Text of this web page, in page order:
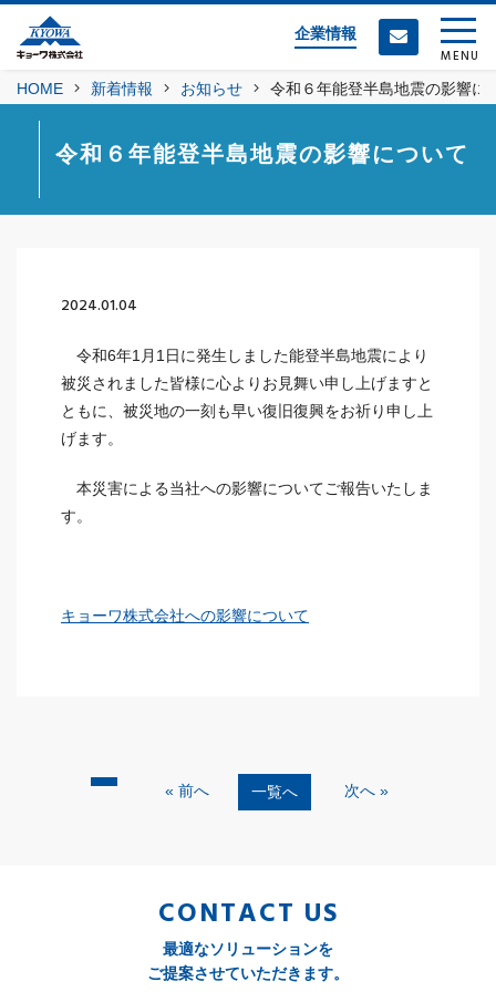
企業情報
MENU
HOME 新着情報 お知らせ 令和６年能登半島地震の影響に
令和６年能登半島地震の影響について
2024.01.04
令和6年1月1日に発生しました能登半島地震により
被災されました皆様に心よりお見舞い申し上げますと
ともに、被災地の一刻も早い復旧復興をお祈り申し上
げます。
本災害による当社への影響についてご報告いたしま
す。
キョーワ株式会社への影響について
« 前へ 一覧へ 次へ »
CONTACT US
最適なソリューションを
ご提案させていただきます。